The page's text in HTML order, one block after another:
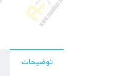
توضیحات